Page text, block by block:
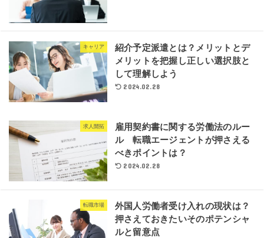
キャリア
紹介予定派遣とは？メリットとデ
メリットを把握し正しい選択肢と
して理解しよう
2024.02.28
求人開拓
雇用契約書に関する労働法のルー
ル 転職エージェントが押さえる
べきポイントは？
2024.02.28
転職市場
外国人労働者受け入れの現状は？
押さえておきたいそのポテンシャ
ルと留意点